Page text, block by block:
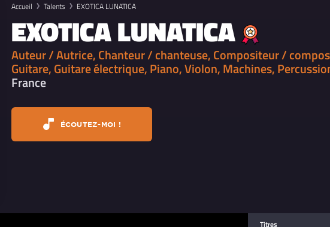
Accueil Talents EXOTICA LUNATICA
EXOTICA LUNATICA
Auteur / Autrice, Chanteur / chanteuse, Compositeur /
Guitare, Guitare électrique, Piano, Violon, Machines,
France
ÉCOUTEZ-MOI !
Titres